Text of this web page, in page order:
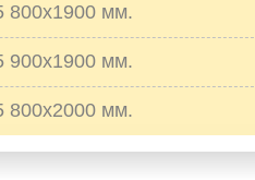
800х1900 мм.
900х1900 мм.
800х2000 мм.